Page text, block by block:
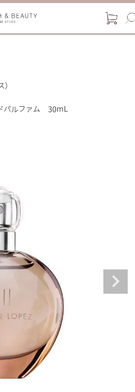
）
パルファム 30mL